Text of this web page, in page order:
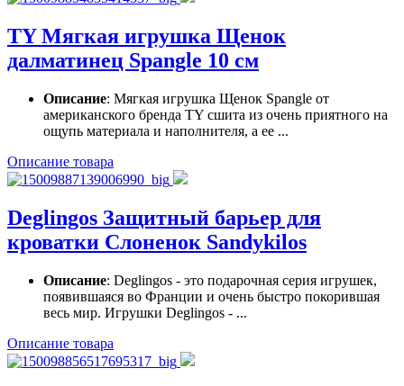
TY Мягкая игрушка Щенок
далматинец Spangle 10 см
Описание: Мягкая игрушка Щенок Spangle от
американского бренда TY сшита из очень приятного на
ощупь материала и наполнителя, а ее ...
Описание товара
Deglingos Защитный барьер для
кроватки Слоненок Sandykilos
Описание: Deglingos - это подарочная серия игрушек,
появившаяся во Франции и очень быстро покорившая
весь мир. Игрушки Deglingos - ...
Описание товара